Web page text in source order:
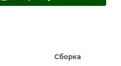
Сборка